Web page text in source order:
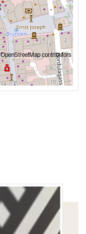
OpenStreetMapcontributors